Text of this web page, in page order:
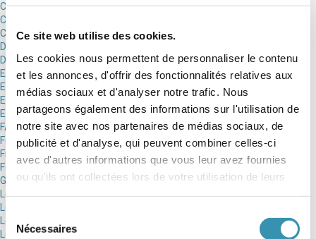
Ce site web utilise des cookies.
Les cookies nous permettent de personnaliser le contenu
et les annonces, d'offrir des fonctionnalités relatives aux
médias sociaux et d'analyser notre trafic. Nous
partageons également des informations sur l'utilisation de
notre site avec nos partenaires de médias sociaux, de
publicité et d'analyse, qui peuvent combiner celles-ci
avec d'autres informations que vous leur avez fournies
ou qu'ils ont collectées lors de votre utilisation de leurs
du Nécessaires
Conditions de commande B2B/B2C quincaillerie
Conditions générales de vente
Contact
Décapeur thermique Milwaukee
Dossier technique visserie
Enceinte connectée
ESPACE JARDIN MILWAUKEE
Espace SDIS 35
Et si la clé de vos projets reposait sur une histoire de confiance ?
FAQ E-SERVICES MILWAUKEE
Fer à souder Milwaukee
Filets rapportés HELICOIL plus
Foire aux questions
Goupilles et clavettes
Les aspirateurs
Les lampes projecteurs Milwaukee
Les lampes, projecteurs
Les meuleuses droite Milwaukee